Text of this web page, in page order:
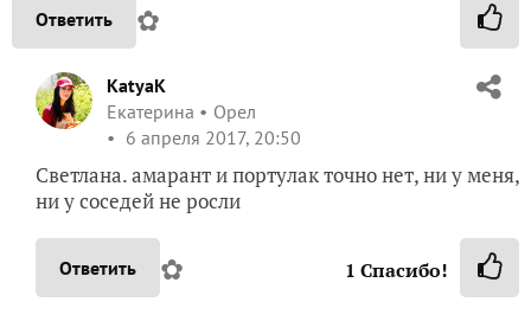
Ответить ✿
KatyaK
Екатерина
Орел
6 апреля 2017, 20:50
Светлана. амарант и портулак точно нет, ни у меня,
ни у соседей не росли
Ответить ✿ 1 Спасибо!